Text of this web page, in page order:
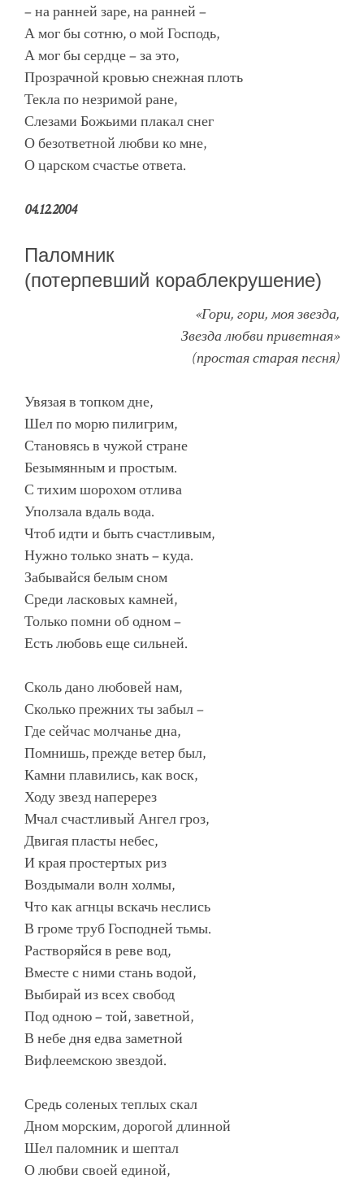
– на ранней заре, на ранней –
А мог бы сотню, о мой Господь,
А мог бы сердце – за это,
Прозрачной кровью снежная плоть
Текла по незримой ране,
Слезами Божьими плакал снег
О безответной любви ко мне,
О царском счастье ответа.
04.12.2004
Паломник
(потерпевший кораблекрушение)
«Гори, гори, моя звезда,
Звезда любви приветная»
(простая старая песня)
Увязая в топком дне,
Шел по морю пилигрим,
Становясь в чужой стране
Безымянным и простым.
С тихим шорохом отлива
Уползала вдаль вода.
Чтоб идти и быть счастливым,
Нужно только знать – куда.
Забывайся белым сном
Среди ласковых камней,
Только помни об одном –
Есть любовь еще сильней.
Сколь дано любовей нам,
Сколько прежних ты забыл –
Где сейчас молчанье дна,
Помнишь, прежде ветер был,
Камни плавились, как воск,
Ходу звезд наперерез
Мчал счастливый Ангел гроз,
Двигая пласты небес,
И края простертых риз
Воздымали волн холмы,
Что как агнцы вскачь неслись
В громе труб Господней тьмы.
Растворяйся в реве вод,
Вместе с ними стань водой,
Выбирай из всех свобод
Под одною – той, заветной,
В небе дня едва заметной
Вифлеемскою звездой.
Средь соленых теплых скал
Дном морским, дорогой длинной
Шел паломник и шептал
О любви своей единой,